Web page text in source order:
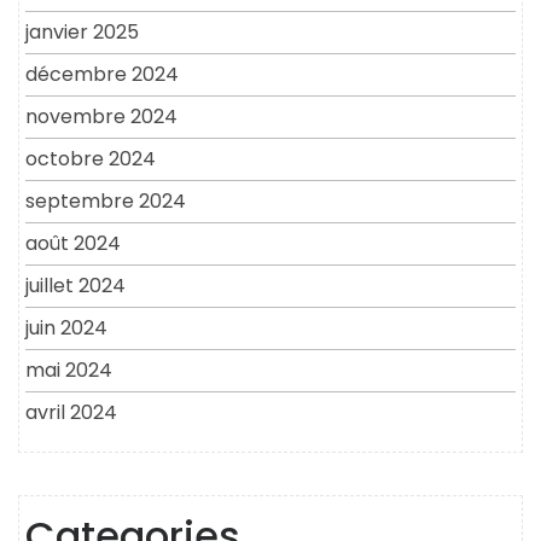
janvier 2025
décembre 2024
novembre 2024
octobre 2024
septembre 2024
août 2024
juillet 2024
juin 2024
mai 2024
avril 2024